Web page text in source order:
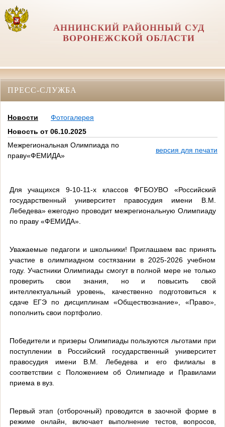
АННИНСКИЙ РАЙОННЫЙ СУД
ВОРОНЕЖСКОЙ ОБЛАСТИ
ПРЕСС-СЛУЖБА
Новости
Фотогалерея
Новость от 06.10.2025
Межрегиональная Олимпиада по
праву«ФЕМИДА»
версия для печати
Для учащихся 9-10-11-х классов ФГБОУВО «Российский
государственный университет правосудия имени В.М.
Лебедева» ежегодно проводит межрегиональную Олимпиаду
по праву «ФЕМИДА».
Уважаемые педагоги и школьники! Приглашаем вас принять
участие в олимпиадном состязании в 2025-2026 учебном
году. Участники Олимпиады смогут в полной мере не только
проверить свои знания, но и повысить свой
интеллектуальный уровень, качественно подготовиться к
сдаче ЕГЭ по дисциплинам «Обществознание», «Право»,
пополнить свои портфолио.
Победители и призеры Олимпиады пользуются льготами при
поступлении в Российский государственный университет
правосудия имени В.М. Лебедева и его филиалы в
соответствии с Положением об Олимпиаде и Правилами
приема в вуз.
Первый этап (отборочный) проводится в заочной форме в
режиме онлайн, включает выполнение тестов, вопросов,